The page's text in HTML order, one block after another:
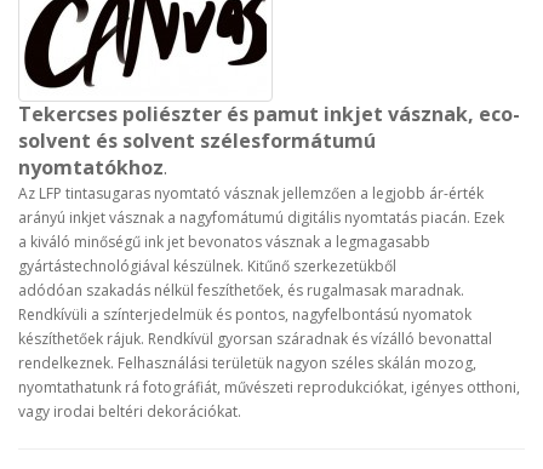
Tekercses poliészter és pamut inkjet vásznak, eco-
solvent és solvent szélesformátumú
nyomtatókhoz.
Az LFP tintasugaras nyomtató vásznak jellemzően a legjobb ár-érték
arányú inkjet vásznak a nagyfomátumú digitális nyomtatás piacán. Ezek
a kiváló minőségű ink jet bevonatos vásznak a legmagasabb
gyártástechnológiával készülnek. Kitűnő szerkezetükből
adódóan szakadás nélkül feszíthetőek, és rugalmasak maradnak.
Rendkívüli a színterjedelmük és pontos, nagyfelbontású nyomatok
készíthetőek rájuk. Rendkívül gyorsan száradnak és vízálló bevonattal
rendelkeznek. Felhasználási területük nagyon széles skálán mozog,
nyomtathatunk rá fotográfiát, művészeti reprodukciókat, igényes otthoni,
vagy irodai beltéri dekorációkat.